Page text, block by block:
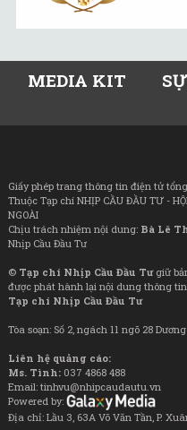
MEDIA KIT
Giấy phép trang thông tin điện tử tổng
Thuộc Tạp chí NHỊP CẦU ĐẦU TƯ -
NGOÀI
Chịu trách nhiệm nội dung: Bà Lê
Nhịp Cầu Đầu Tư
© Tạp chí Nhịp Cầu Đầu Tưgiữ
được phát hành lại nội dung thông
Tạp chí Nhịp Cầu Đầu Tư
Tòa soạn: Số 2, ngách 11 ngõ 28
Liên hệ quảng cáo:
Ms. Tình: 037 4868 488
Email: tinhvu@nhipcaudautu.vn
Powered by:
Địa chỉ: Lầu 3, 63A Võ Văn Tần, P.